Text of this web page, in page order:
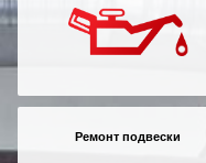
Ремонт подвески